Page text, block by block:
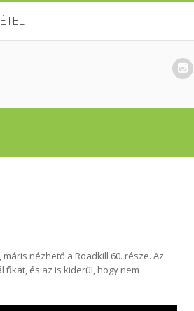
nézhető a Roadkill 60. része. Az
és az is kiderül, hogy nem